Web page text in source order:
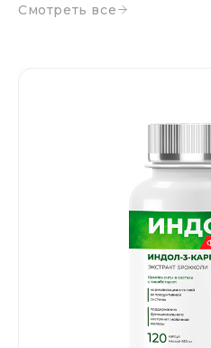
Смотреть все